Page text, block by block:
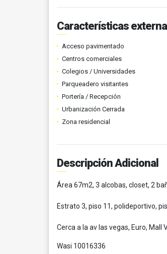
Características
Acceso pavimentado
Centros comerciales
Colegios / Universidades
Parqueadero visitantes
Portería / Recepción
Urbanización Cerrada
Zona residencial
Descripción Adicional
Área 67m2, 3 alcobas, closet, 2
Estrato 3, piso 11, polideportivo,
Cerca a la av las vegas, Euro,
Wasi 10016336